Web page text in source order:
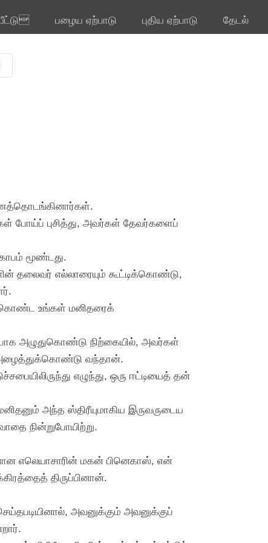
பழைய ஏற்பாடு புதிய ஏற்பாடு தேடல்
போய்ப் புசித்து, அவர்கள் தேவர்களைப்
மூண்டது.
தலைவர் எல்லாரையும் கூட்டிக்கொண்டு,
உங்கள் மனிதரைக்
அழுதுகொண்டு நிற்கையில், அவர்கள்
அழைத்துக்கொண்டு வந்தான்.
எழுந்து, ஒரு ஈட்டியைத் தன்
அந்த ஸ்திரீயுமாகிய இருவருடைய
நின்றுபோயிற்று.
எலெயாசாரின் மகன் பினெகாஸ், என்
திருப்பினான்.
அவனுக்கும் அவனுக்குப்